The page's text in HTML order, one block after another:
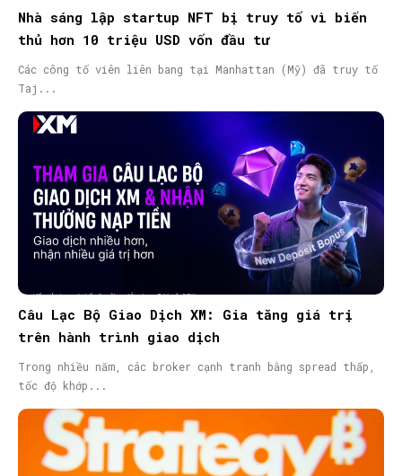
Nhà sáng lập startup NFT bị truy tố vì biển
thủ hơn 10 triệu USD vốn đầu tư
Các công tố viên liên bang tại Manhattan (Mỹ) đã truy tố
Taj...
Câu Lạc Bộ Giao Dịch XM: Gia tăng giá trị
trên hành trình giao dịch
Trong nhiều năm, các broker cạnh tranh bằng spread thấp,
tốc độ khớp...